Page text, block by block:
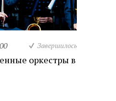
Завершилось
оркестры в